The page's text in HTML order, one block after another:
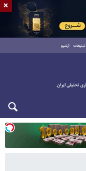
تبلیغات آرشیو
×